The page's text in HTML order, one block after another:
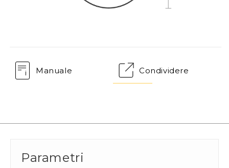
Manuale Condividere
Parametri